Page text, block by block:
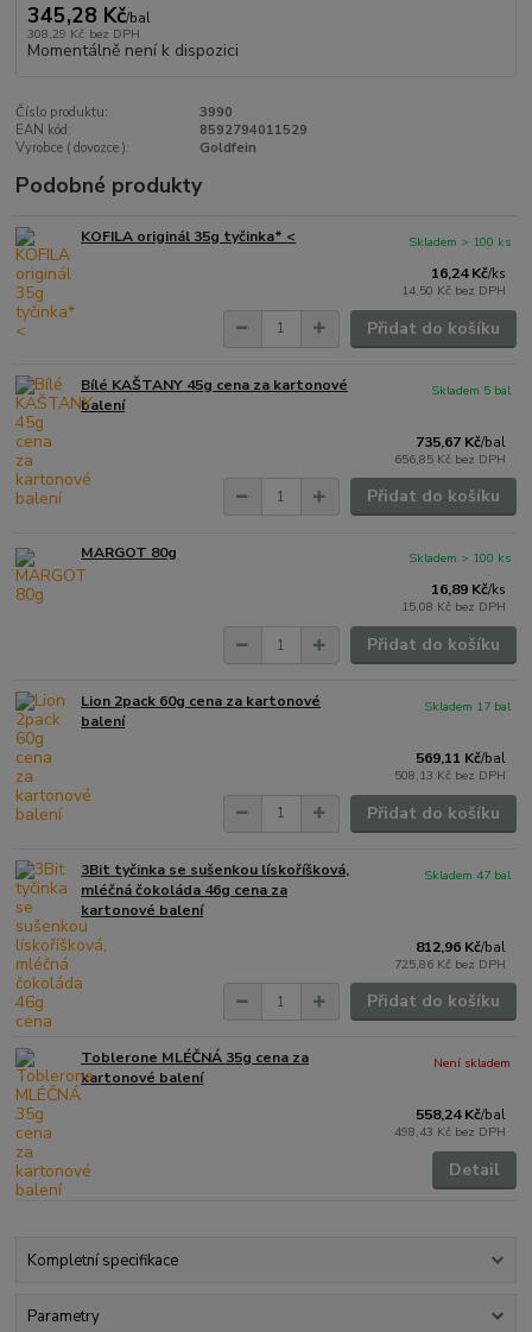
345,28 Kč/bal
308,29 Kč bez DPH
Momentálně není k dispozici
Číslo produktu:
3990
EAN kód:
8592794011529
Vyrobce ( dovozce ):
Goldfein
Podobné produkty
KOFILA originál 35g tyčinka* <
16,24 Kč/ks
14,50 Kč bez DPH
Skladem > 100 ks
Přidat do košíku
Bílé KAŠTANY 45g cena za kartonové
balení
735,67 Kč/bal
656,85 Kč bez DPH
Skladem 5 bal
Přidat do košíku
MARGOT 80g
16,89 Kč/ks
15,08 Kč bez DPH
Skladem > 100 ks
Přidat do košíku
Lion 2pack 60g cena za kartonové
balení
569,11 Kč/bal
508,13 Kč bez DPH
Skladem 17 bal
Přidat do košíku
3Bit tyčinka se sušenkou lískoříšková,
mléčná čokoláda 46g cena za
kartonové balení
812,96 Kč/bal
725,86 Kč bez DPH
Skladem 47 bal
Přidat do košíku
Toblerone MLÉČNÁ 35g cena za
kartonové balení
558,24 Kč/bal
498,43 Kč bez DPH
Není skladem
Detail
Kompletní specifikace
Parametry